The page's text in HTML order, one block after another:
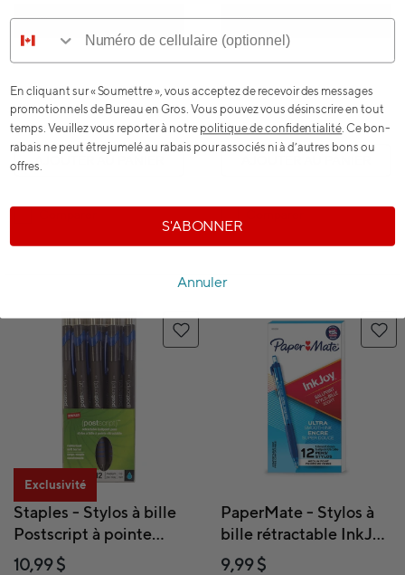
Exclusivité
Staples - Stylos à bille
Postscript à pointe
rétractable - 1,0 mm -
10,99 $
PaperMate - Stylos à
bille rétractable InkJoy
300RT - 1,0 mm - bleu
9,99 $
En cliquant sur « Soumettre », vous acceptez de recevoir des messages
promotionnels de Bureau en Gros. Vous pouvez vous désinscrire en tout
temps. Veuillez vous reporter à notrepolitique de confidentialité. Ce bon-
rabais ne peut être jumelé au rabais pour associés ni à d’autres bons ou
offres.
S'ABONNER
Annuler